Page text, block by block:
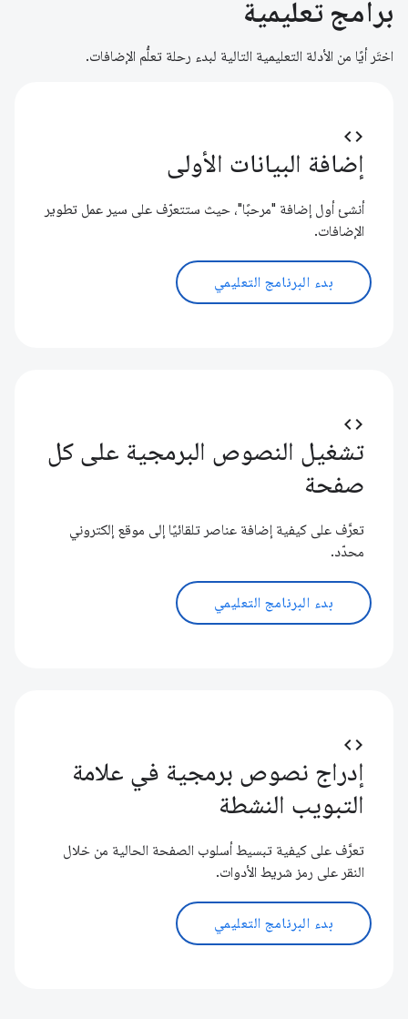
برامج تعليمية
اختَر أيًا من الأدلة التعليمية التالية لبدء رحلة تعلُّم الإضافات.
code
إضافة البيانات الأولى
أنشئ أول إضافة "مرحبًا"، حيث ستتعرّف على سير عمل تطوير
الإضافات.
بدء البرنامج التعليمي
code
تشغيل النصوص البرمجية على كل
صفحة
تعرَّف على كيفية إضافة عناصر تلقائيًا إلى موقع إلكتروني
محدّد.
بدء البرنامج التعليمي
code
إدراج نصوص برمجية في علامة
التبويب النشطة
تعرَّف على كيفية تبسيط أسلوب الصفحة الحالية من خلال
النقر على رمز شريط الأدوات.
بدء البرنامج التعليمي